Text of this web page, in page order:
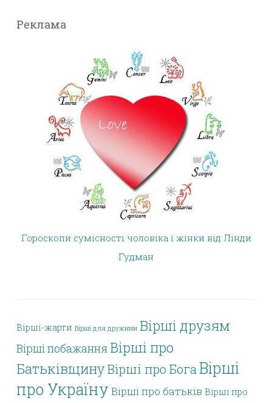
Реклама
Гороскопи сумісності чоловіка і жінки від Лінди
Гудман
Вірші-жарти Вірші для дружини Вірші друзям
Вірші побажання Вірші про
БатьківщинуВірші про БогаВірші
про Україну Вірші про батьків Вірші про